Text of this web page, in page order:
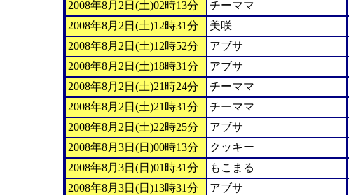
2008年8月2日(土)02時13分
チーママ
2008年8月2日(土)12時31分
美咲
2008年8月2日(土)12時52分
アブサ
2008年8月2日(土)18時31分
アブサ
2008年8月2日(土)21時24分
チーママ
2008年8月2日(土)21時31分
チーママ
2008年8月2日(土)22時25分
アブサ
2008年8月3日(日)00時13分
クッキー
2008年8月3日(日)01時31分
もこまる
2008年8月3日(日)13時31分
アブサ